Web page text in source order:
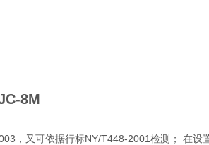
8M
，又可依据行标NY/T448-2001检测； 在设